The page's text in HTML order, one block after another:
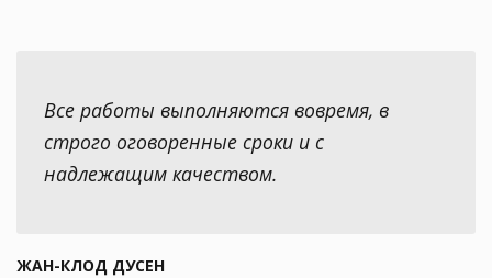
Все работы выполняются вовремя, в
строго оговоренные сроки и с
надлежащим качеством.
ЖАН-КЛОД ДУСЕН